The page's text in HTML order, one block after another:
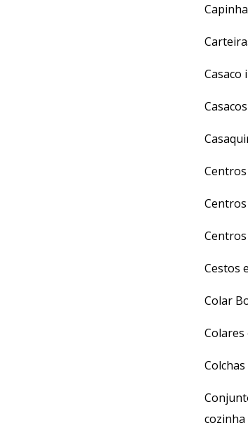
Casaco
Cestos
Colar
Colares
cozinha